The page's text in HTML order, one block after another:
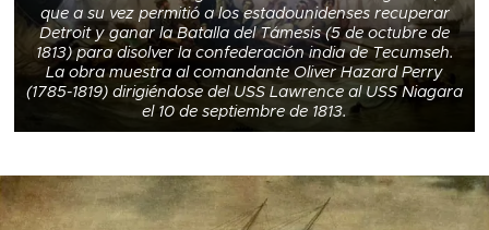
que a su vez permitió a los estadounidenses recuperar
Detroit y ganar la Batalla del Támesis (5 de octubre de
1813) para disolver la confederación india de Tecumseh.
La obra muestra al comandante Oliver Hazard Perry
(1785-1819) dirigiéndose del USS Lawrence al USS Niagara
el 10 de septiembre de 1813.